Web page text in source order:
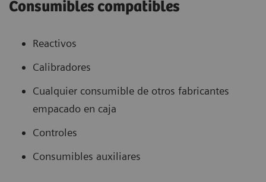
Consumibles compatibles
Reactivos
Calibradores
Cualquier consumible de otros fabricantes
empacado en caja
Controles
Consumibles auxiliares